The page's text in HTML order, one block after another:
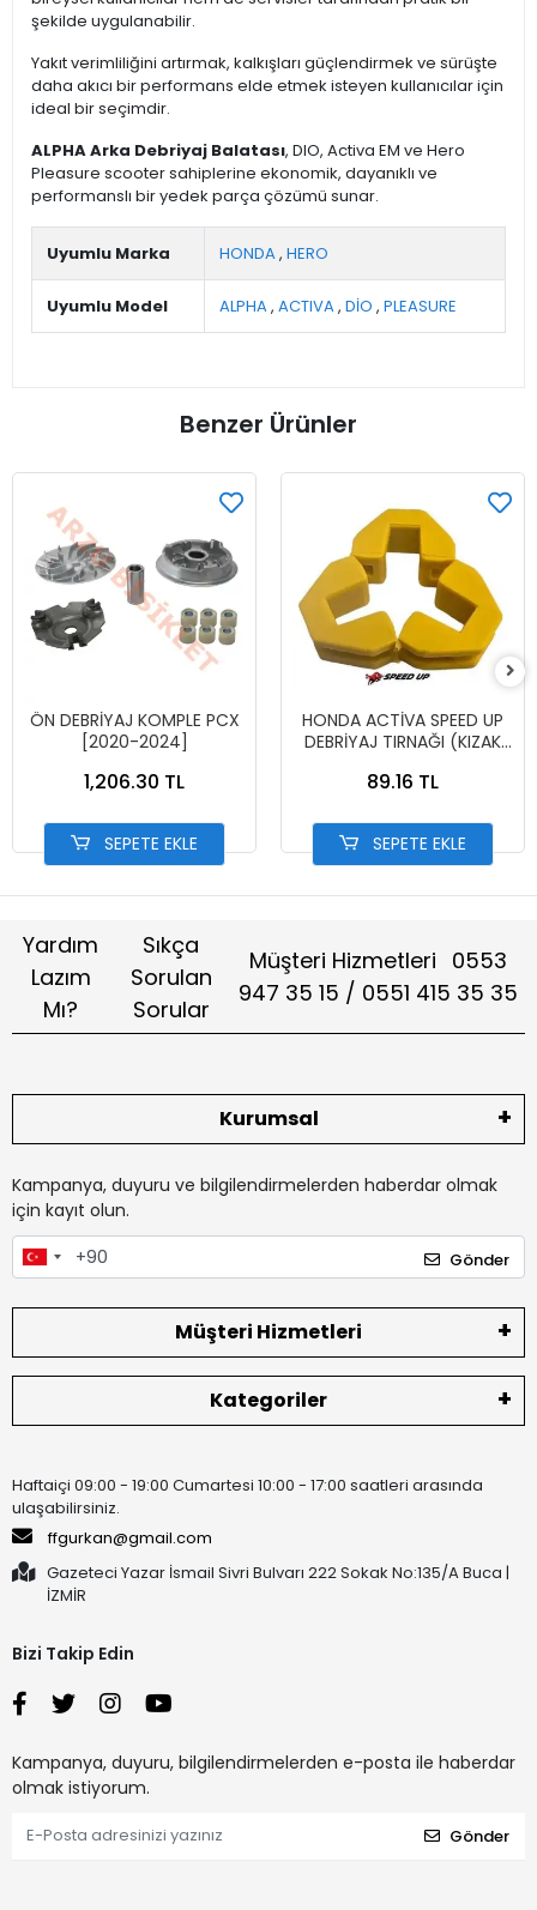
şekilde uygulanabilir.
Yakıt verimliliğini artırmak, kalkışları güçlendirmek ve sürüşte
daha akıcı bir performans elde etmek isteyen kullanıcılar için
ideal bir seçimdir.
ALPHA Arka Debriyaj Balatası, DIO, Activa EM ve Hero
Pleasure scooter sahiplerine ekonomik, dayanıklı ve
performanslı bir yedek parça çözümü sunar.
Uyumlu Marka HONDA, HERO
Uyumlu Model ALPHA, ACTIVA, DİO , PLEASURE
Benzer Ürünler
ÖN DEBRİYAJ KOMPLE PCX
[2020-2024]
1,206.30 TL
SEPETE EKLE
HONDA ACTİVA SPEED UP
DEBRİYAJ TIRNAĞI (KIZAK
89.16 TL
SEPETE EKLE
Yardım
Lazım
Mı?
Sıkça
Sorulan
Sorular
Müşteri Hizmetleri 0553
947 35 15 / 0551 415 35 35
Kurumsal
Kampanya, duyuru ve bilgilendirmelerden haberdar olmak
için kayıt olun.
Gönder
Müşteri Hizmetleri
Kategoriler
Haftaiçi 09:00 - 19:00 Cumartesi 10:00 - 17:00 saatleri arasında
ulaşabilirsiniz.
ffgurkan@gmail.com
Gazeteci Yazar İsmail Sivri Bulvarı 222 Sokak No:135/A Buca |
İZMİR
Bizi Takip Edin
Kampanya, duyuru, bilgilendirmelerden e-posta ile haberdar
olmak istiyorum.
Gönder